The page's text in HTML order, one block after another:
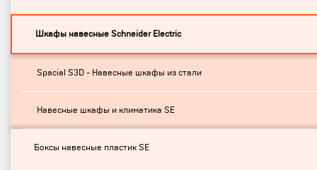
Шкафы навесные Schneider Electric
Spacial S3D - Навесные шкафы из стали
Навесные шкафы и климатика SE
Боксы навесные пластик SE